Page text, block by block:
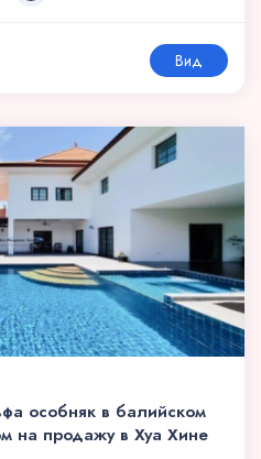
Вид
особняк в балийском
на продажу в Хуа Хине